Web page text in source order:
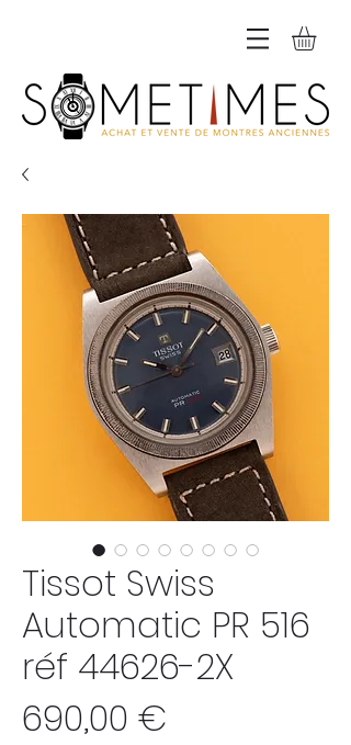
Tissot Swiss
Automatic PR 516
réf 44626-2X
690,00 €